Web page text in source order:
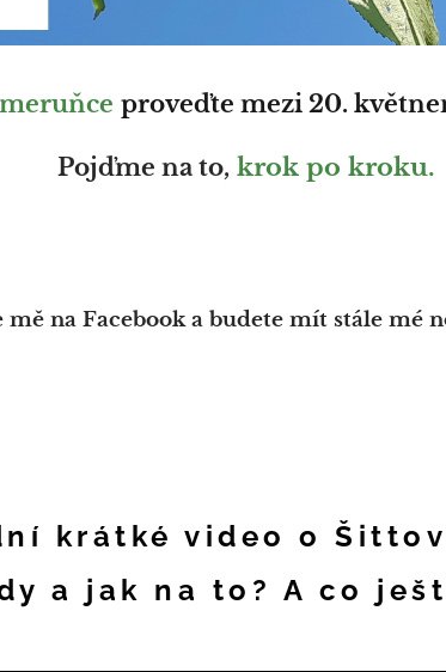
proveďte mezi 20.
Pojďme na to, krok po kroku.
mě na Facebook a budete mít stále mé
krátké video o
a jak na to? A co